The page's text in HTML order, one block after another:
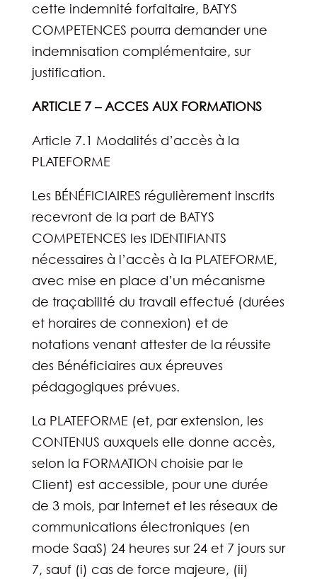
cette indemnité forfaitaire, BATYS
COMPETENCES pourra demander une
indemnisation complémentaire, sur
justification.
ARTICLE 7 – ACCES AUX FORMATIONS
Article 7.1 Modalités d’accès à la
PLATEFORME
Les BÉNÉFICIAIRES régulièrement inscrits
recevront de la part de BATYS
COMPETENCES les IDENTIFIANTS
nécessaires à l’accès à la PLATEFORME,
avec mise en place d’un mécanisme
de traçabilité du travail effectué (durées
et horaires de connexion) et de
notations venant attester de la réussite
des Bénéficiaires aux épreuves
pédagogiques prévues.
La PLATEFORME (et, par extension, les
CONTENUS auxquels elle donne accès,
selon la FORMATION choisie par le
Client) est accessible, pour une durée
de 3 mois, par Internet et les réseaux de
communications électroniques (en
mode SaaS) 24 heures sur 24 et 7 jours sur
7, sauf (i) cas de force majeure, (ii)